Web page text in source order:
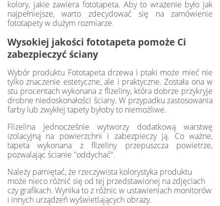
kolory, jakie zawiera fototapeta. Aby to wrażenie było jak
najpełniejsze, warto zdecydować się na zamówienie
fototapety w dużym rozmiarze.
Wysokiej jakości fototapeta pomoże Ci
zabezpieczyć ściany
Wybór produktu Fototapeta drzewa i ptaki może mieć nie
tylko znaczenie estetyczne, ale i praktyczne. Została ona w
stu procentach wykonana z flizeliny, która dobrze przykryje
drobne niedoskonałości ściany. W przypadku zastosowania
farby lub zwykłej tapety byłoby to niemożliwe.
Flizelina jednocześnie wytworzy dodatkową warstwę
izolacyjną na powierzchni i zabezpieczy ją. Co ważne,
tapeta wykonana z flizeliny przepuszcza powietrze,
pozwalając ścianie "oddychać".
Należy pamiętać, że rzeczywista kolorystyka produktu
może nieco różnić się od tej przedstawionej na zdjęciach
czy grafikach. Wynika to z różnic w ustawieniach monitorów
i innych urządzeń wyświetlających obrazy.